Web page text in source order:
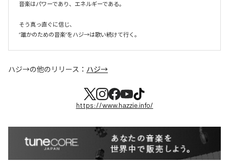
音楽はパワーであり、エネルギーである。
そう真っ直ぐに信じ、
ハジ→の他のリリース： ハジ→
https://www.hazzie.info/